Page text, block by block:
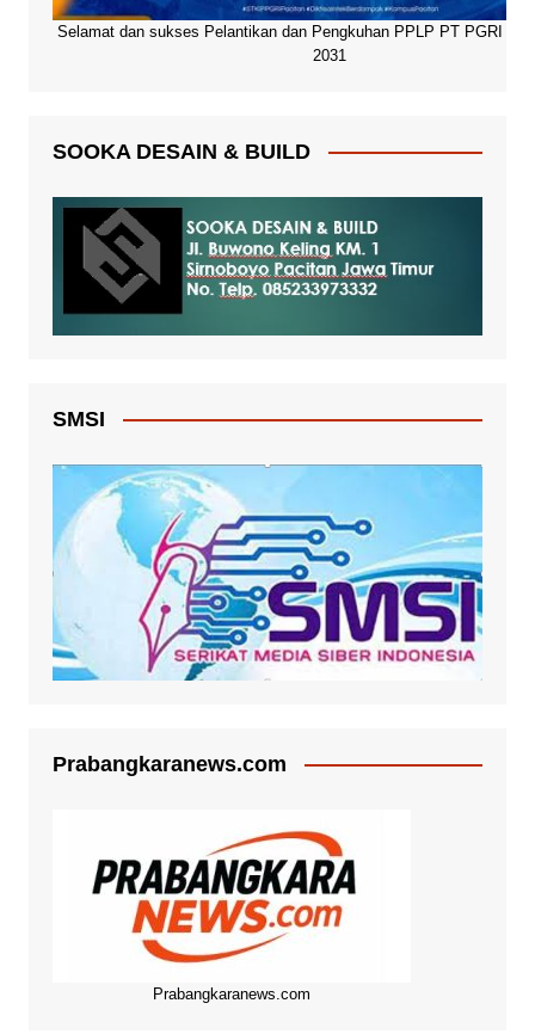
Selamat dan sukses Pelantikan dan Pengkuhan PPLP PT PGRI
2031
SOOKA DESAIN & BUILD
SMSI
Prabangkaranews.com
Prabangkaranews.com